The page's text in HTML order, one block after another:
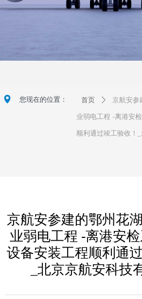
넹 您现在的位置： 首页 ꄲ 京航安参
业弱电工程 -离港安
顺利通过竣工验收！
京航安参建的鄂州花
业弱电工程 -离港安
设备安装工程顺利通
_北京京航安科技